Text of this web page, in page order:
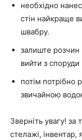
необхідно
стін найкраще
швабру.
залиште розчин
вийти з споруди
потім
звичайною
Зверніть увагу!
стелажі, інвентар,